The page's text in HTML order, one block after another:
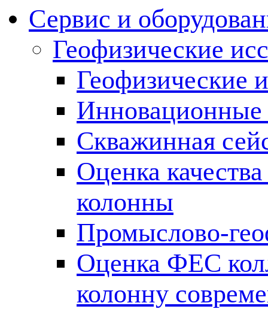
Сервис и
Геофизические
Геофизические
Инновационные
Скважинная
Оценка
колонны
Промыслово-
Оценка ФЕС
колонну